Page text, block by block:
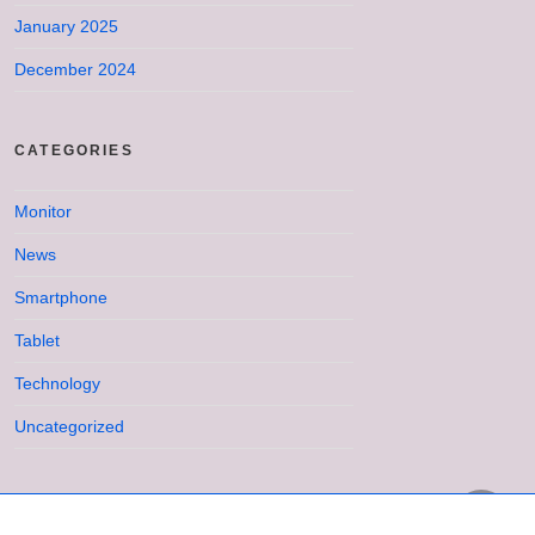
January 2025
December 2024
CATEGORIES
Monitor
News
Smartphone
Tablet
Technology
Uncategorized